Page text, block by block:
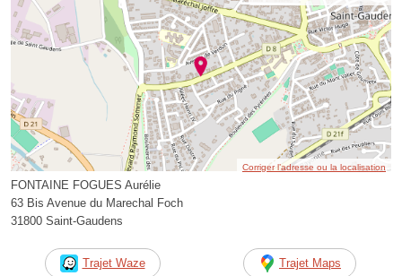
Corriger l’adresse ou la localisation
FONTAINE FOGUES Aurélie
63 Bis Avenue du Marechal Foch
31800 Saint-Gaudens
Trajet Waze Trajet Maps